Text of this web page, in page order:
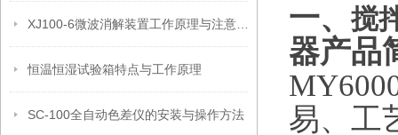
恒温恒湿试验箱特点与工作原理
SC-100全自动色差仪的安装与操作方法
一、搅
器产品
易、工